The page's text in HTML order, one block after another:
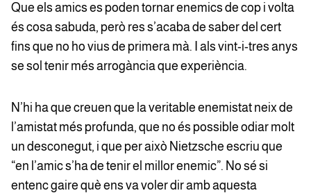
Que els amics es poden tornar enemics de cop i volta
és cosa sabuda, però res s’acaba de saber del cert
fins que no ho vius de primera mà. I als vint-i-tres anys
se sol tenir més arrogància que experiència.
N’hi ha que creuen que la veritable enemistat neix de
l’amistat més profunda, que no és possible odiar molt
un desconegut, i que per això Nietzsche escriu que
“en l’amic s’ha de tenir el millor enemic”. No sé si
entenc gaire què ens va voler dir amb aquesta